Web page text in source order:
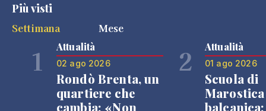
Più visti
Settimana
Mese
1 Attualità
02 ago 2026
Rondò Brenta, un
quartiere che
cambia: «Non
2 Attualità
01 ago 2026
Scuola di